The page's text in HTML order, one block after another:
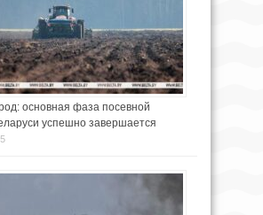
основная фаза посевной
успешно завершается